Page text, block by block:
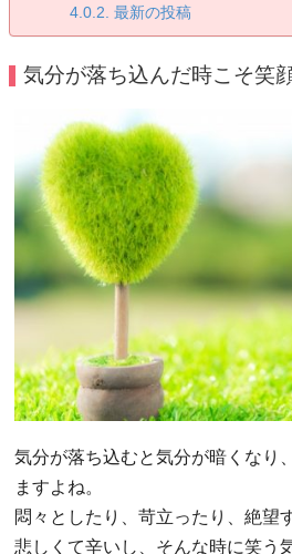
最新の投稿
気分が落ち込んだ時こそ笑
気分が落ち込むと気分が暗くなり
ますよね。
悶々としたり、苛立ったり、絶望
悲しくて辛いし、そんな時に笑う